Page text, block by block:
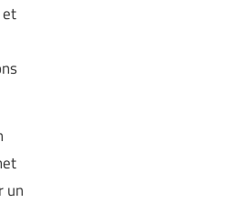
un